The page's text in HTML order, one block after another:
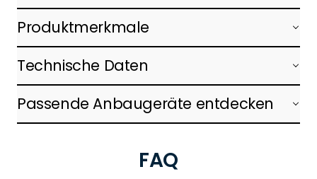
Produktmerkmale
Technische Daten
Passende Anbaugeräte entdecken
FAQ